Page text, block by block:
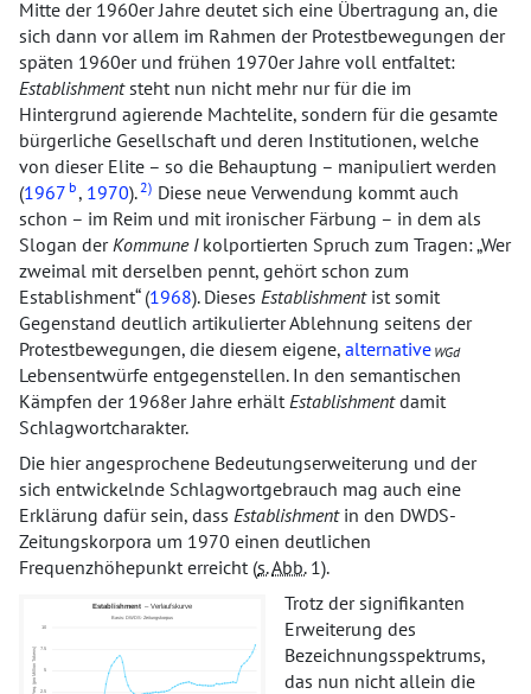
Mitte der 1960er Jahre deutet sich eine Übertragung an, die
sich dann vor allem im Rahmen der Protestbewegungen der
späten 1960er und frühen 1970er Jahre voll entfaltet:
Establishmentsteht nun nicht mehr nur für die im
Hintergrund agierende Machtelite, sondern für die gesamte
bürgerliche Gesellschaft und deren Institutionen, welche
von dieser Elite – so die Behauptung – manipuliert werden
(1967 b , 1970).2) Diese neue Verwendung kommt auch
schon – im Reim und mit ironischer Färbung – in dem als
Slogan derKommune Ikolportierten Spruch zum Tragen: Wer
zweimal mit derselben pennt, gehört schon zum
Establishment (1968). Dieses Establishmentist somit
Gegenstand deutlich artikulierter Ablehnung seitens der
Protestbewegungen, die diesem eigene, alternative WGd
Lebensentwürfe entgegenstellen. In den semantischen
Kämpfen der 1968er Jahre erhältEstablishmentdamit
Schlagwortcharakter.
Die hier angesprochene Bedeutungserweiterung und der
sich entwickelnde Schlagwortgebrauch mag auch eine
Erklärung dafür sein, dass Establishmentin den DWDS-
Zeitungskorpora um 1970 einen deutlichen
Frequenzhöhepunkt erreicht (s.Abb.1).
Trotz der signifikanten
Erweiterung des
Bezeichnungsspektrums,
das nun nicht allein die